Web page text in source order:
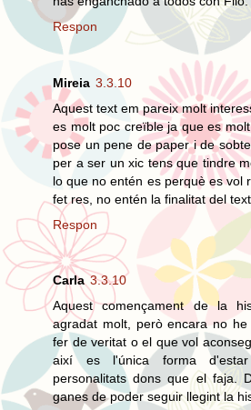
Respon
Mireia 3.3.10
Aquest text em pareix molt
es molt poc creïble ja que es
pose un pene de paper i de
per a ser un xic tens que tindre
lo que no entén es perquè es vol
fet res, no entén la finalitat del text.
Respon
Carla 3.3.10
Aquest començament de la
agradat molt, però encara no
fer de veritat o el que vol
així es l'única forma
personalitats dons que el faja.
ganes de poder seguir llegint la